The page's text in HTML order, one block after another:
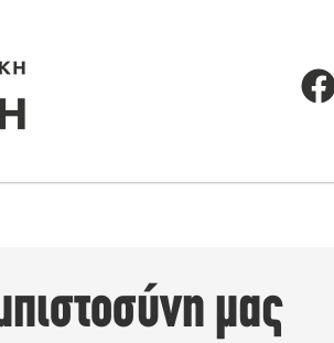
μας